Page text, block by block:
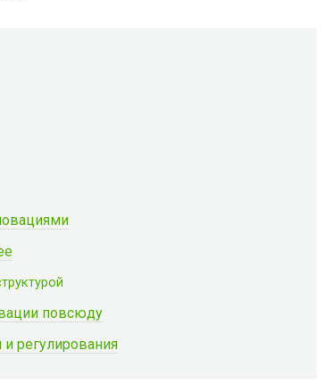
повсюду
регулирования